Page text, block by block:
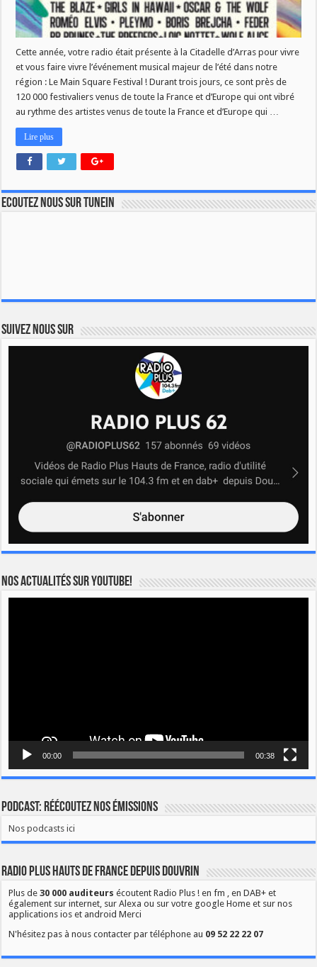
Cette année, votre radio était présente à la Citadelle d’Arras pour vivre
et vous faire vivre l’événement musical majeur de l’été dans notre
région : Le Main Square Festival ! Durant trois jours, ce sont près de
120 000 festivaliers venus de toute la France et d’Europe qui ont vibré
au rythme des artistes venus de toute la France et d’Europe qui …
Lire plus
Ecoutez nous sur TuneIn
Suivez nous sur
Nos actualités sur YOUTUBE!
00:00 00:38
Podcast: Réécoutez nos émissions
Nos podcasts ici
Radio Plus Hauts de France depuis Douvrin
Plus de30 000 auditeurs écoutent Radio Plus ! en fm , en DAB+ et
également sur internet, sur Alexa ou sur votre google Home et sur nos
applications ios et android Merci
N'hésitez pas à nous contacter par téléphone au 09 52 22 22 07